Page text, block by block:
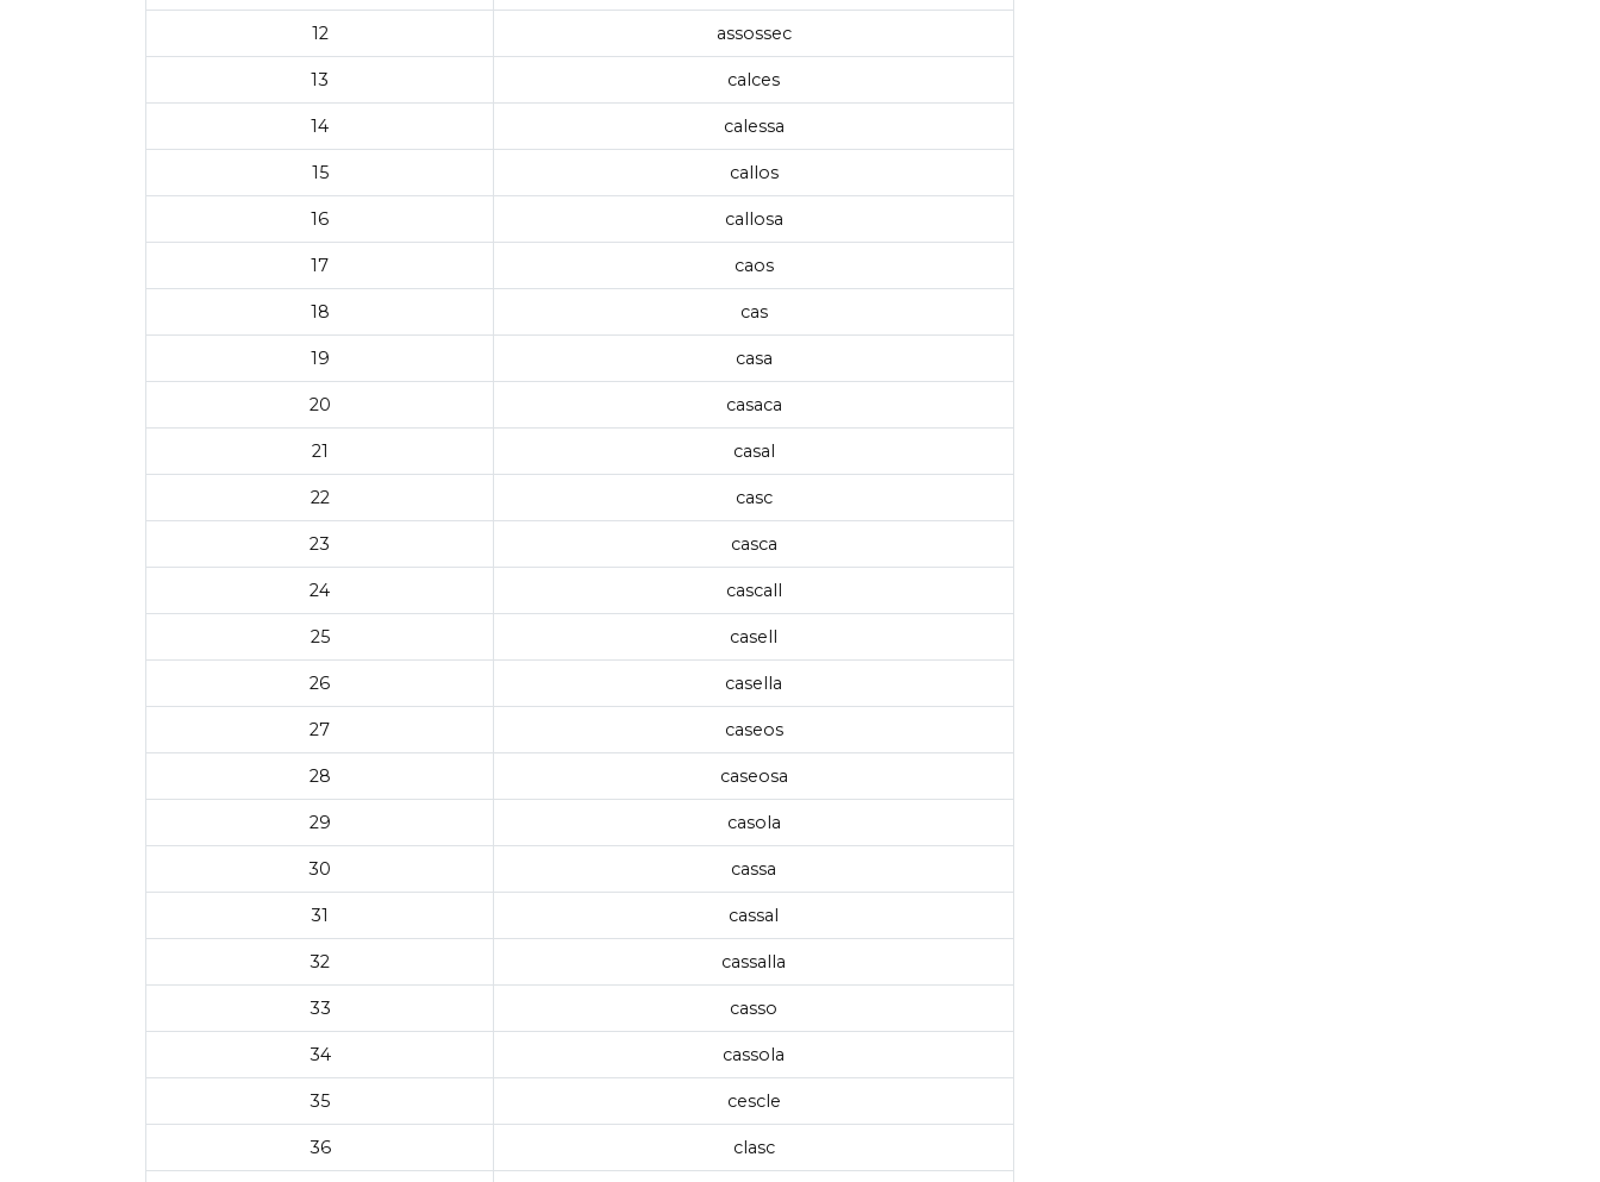
12 assossec
13 calces
14 calessa
15 callos
16 callosa
17 caos
18 cas
19 casa
20 casaca
21 casal
22 casc
23 casca
24 cascall
25 casell
26 casella
27 caseos
28 caseosa
29 casola
30 cassa
31 cassal
32 cassalla
33 casso
34 cassola
35 cescle
36 clasc